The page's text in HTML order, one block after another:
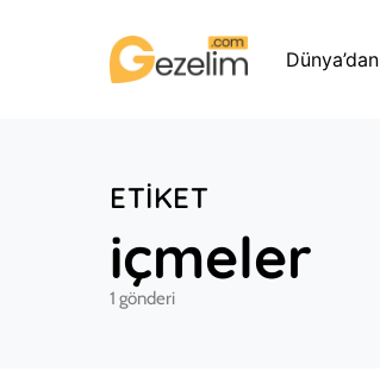
Dünya’dan
ETIKET
içmeler
1 gönderi